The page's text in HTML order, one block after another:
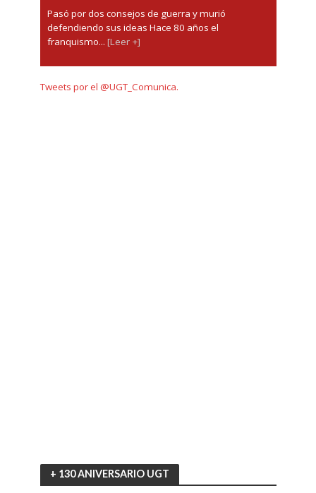
Pasó por dos consejos de guerra y murió
defendiendo sus ideas Hace 80 años el
franquismo... [Leer +]
Tweets por el @UGT_Comunica.
+ 130 ANIVERSARIO UGT